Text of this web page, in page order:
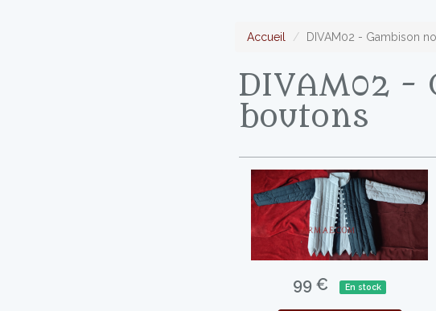
Accueil DIVAM02 - Gambison
DIVAM02 -
boutons
99 € En stock